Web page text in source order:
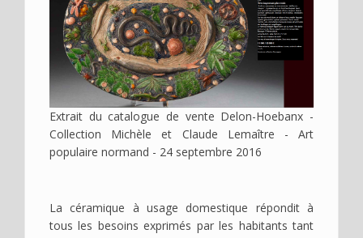
Extrait du catalogue de vente Delon-Hoebanx -
Collection Michèle et Claude Lemaître - Art
populaire normand - 24 septembre 2016
La céramique à usage domestique répondit à
tous les besoins exprimés par les habitants tant